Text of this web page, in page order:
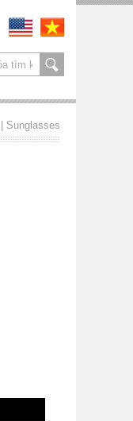
Sunglasses